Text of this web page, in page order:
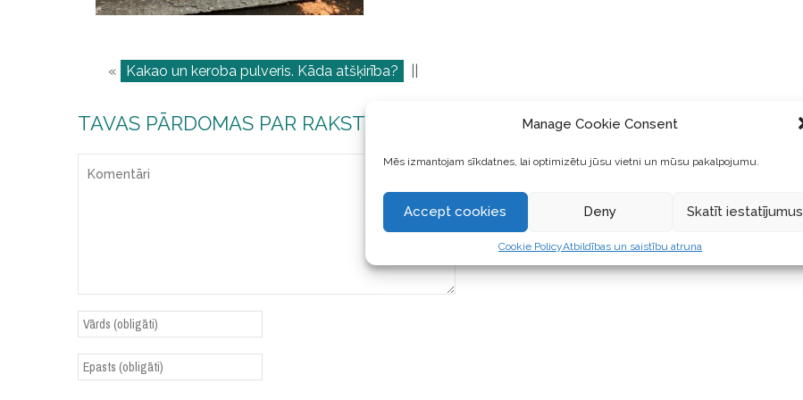
Manage Cookie Consent
Mēs izmantojam sīkdatnes, lai optimizētu jūsu vietni un mūsu pakalpojumu.
Accept cookies Deny Skatīt iestatījumus
Cookie PolicyAtbildības un saistību atruna
« Kakao un keroba pulveris. Kāda atšķirība?
TAVAS PĀRDOMAS PAR RAKSTU